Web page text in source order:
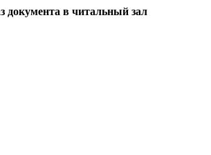
документа в читальный зал